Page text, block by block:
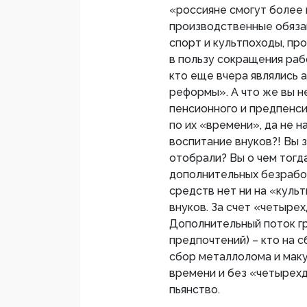
«россияне смогут
производственные
спорт и культпоходы,
в пользу сокращения
кто еще вчера являлись
реформы». А что же вы
пенсионного и
по их «времени», да не
воспитание внуков?! Вы
отобрали? Вы о чем
дополнительных
средств нет ни на
внуков. За счет
Дополнительный поток
предпочтений) – кто на
сбор металлолома и
времени и без
пьянство.